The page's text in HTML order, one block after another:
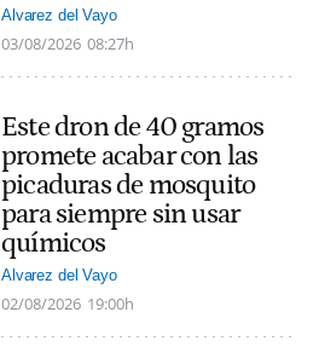
Alvarez del Vayo
03/08/2026 08:27h
Este dron de 40 gramos
promete acabar con las
picaduras de mosquito
para siempre sin usar
químicos
Alvarez del Vayo
02/08/2026 19:00h